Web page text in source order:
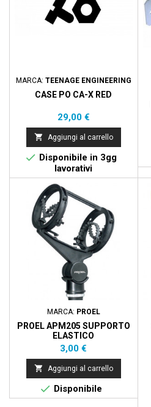
MARCA: TEENAGE ENGINEERING
CASE PO CA-X RED
Prezzo
29,00 €
 Aggiungi al carrello
 Disponibile in 3gg
lavorativi
MARCA: PROEL
PROEL APM205 SUPPORTO
ELASTICO
Prezzo
3,00 €
 Aggiungi al carrello
 Disponibile